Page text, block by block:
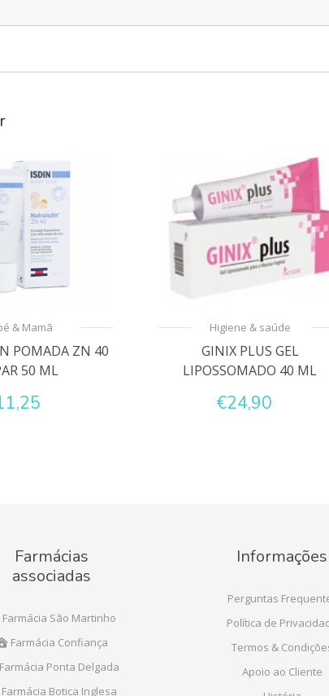
& Mamã
POMADA ZN 40
50 ML
Higiene & saúde
GINIX PLUS GEL
LIPOSSOMADO 40 ML
€24,90
Farmácias
associadas
Farmácia São Martinho
Farmácia Confiança
Farmácia Ponta Delgada
Farmácia Botica Inglesa
Informações
Perguntas
Política de
Termos &
Apoio ao Cliente